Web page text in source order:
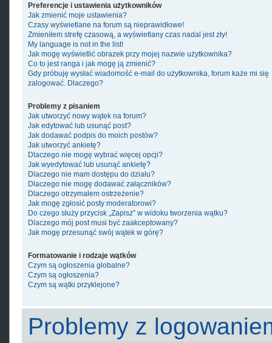
Preferencje i ustawienia użytkowników
Jak zmienić moje ustawienia?
Czasy wyświetlane na forum są nieprawidłowe!
Zmieniłem strefę czasową, a wyświetlany czas nadal jest zły!
My language is not in the list!
Jak mogę wyświetlić obrazek przy mojej nazwie użytkownika?
Co to jest ranga i jak mogę ją zmienić?
Gdy próbuję wysłać wiadomość e-mail do użytkownika, forum każe mi się
zalogować. Dlaczego?
Problemy z pisaniem
Jak utworzyć nowy wątek na forum?
Jak edytować lub usunąć post?
Jak dodawać podpis do moich postów?
Jak utworzyć ankietę?
Dlaczego nie mogę wybrać więcej opcji?
Jak wyedytować lub usunąć ankietę?
Dlaczego nie mam dostępu do działu?
Dlaczego nie mogę dodawać załączników?
Dlaczego otrzymałem ostrzeżenie?
Jak mogę zgłosić posty moderatorowi?
Do czego służy przycisk „Zapisz” w widoku tworzenia wątku?
Dlaczego mój post musi być zaakceptowany?
Jak mogę przesunąć swój wątek w górę?
Formatowanie i rodzaje wątków
Czym są ogłoszenia globalne?
Czym są ogłoszenia?
Czym są wątki przyklejone?
Problemy z